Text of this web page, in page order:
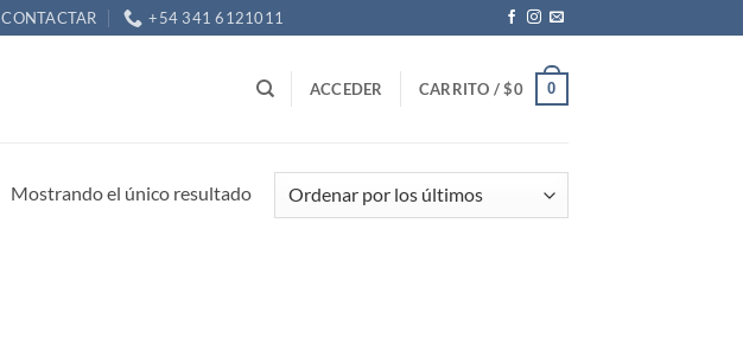
CONTACTAR +54 341 6121011
ACCEDER CARRITO /$0 0
Mostrando el único resultado